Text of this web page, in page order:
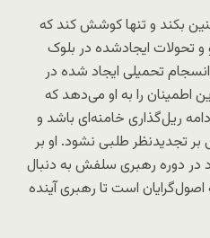
بکند و تنها کوشش کند که
تحولات ایجادشده در بلوک
تحمیلی ایجاد شده در
را به او می‌دهد که
ریل‌گذاری خامنه‌ای باشد و
تجدیدنظر طلبی نشود. او بر
دوره رهبری سلفش به دنبال
است تا رهبری آینده